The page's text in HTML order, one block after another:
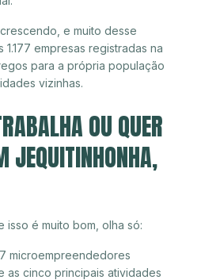
e muito desse
empresas registradas na
para a própria população
vizinhas.
OU QUER
JEQUITINHONHA,
isso é muito bom, olha só:
microempreendedores
as cinco principais atividades